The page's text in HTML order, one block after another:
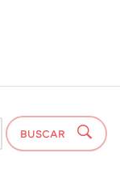
BUSCAR